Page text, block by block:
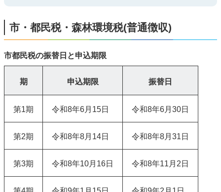
市・都民税・森林環境税(普通徴収)
市都民税の振替日と申込期限
期 申込期限 振替日
第1期 令和8年6月15日 令和8年6月30日
第2期 令和8年8月14日 令和8年8月31日
第3期 令和8年10月16日 令和8年11月2日